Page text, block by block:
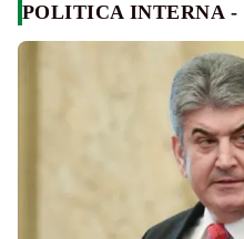
POLITICA INTERNA